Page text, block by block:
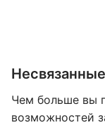
Чем больше вы
возможностей